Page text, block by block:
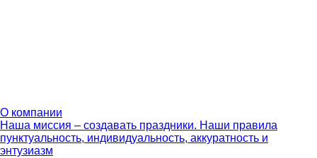
О компании
Наша миссия – создавать праздники. Наши правила
пунктуальность, индивидуальность, аккуратность и
энтузиазм